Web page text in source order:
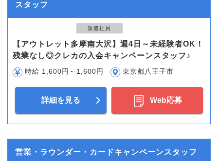
スタッフ
派遣社員
【アウトレット多摩南大沢】週4日～未経験者OK！
残業なし◎クレカの入会キャンペーンスタッフ♪
時給 1,600円～1,600円 東京都八王子市
詳細を見る Web応募
営業・ラウンダー・カードキャンペーンスタッフ